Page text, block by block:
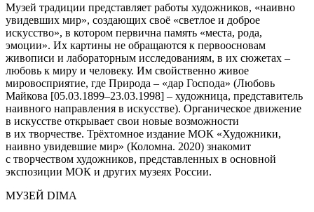
Музей традиции представляет работы художников, «наивно
увидевших мир», создающих своё «светлое и доброе
искусство», в котором первична память «места, рода,
эмоции». Их картины не обращаются к первоосновам
живописи и лабораторным исследованиям, в их сюжетах –
любовь к миру и человеку. Им свойственно живое
мировосприятие, где Природа – «дар Господа» (Любовь
Майкова [05.03.1899–23.03.1998] – художница, представитель
наивного направления в искусстве). Органическое движение
в искусстве открывает свои новые возможности
в их творчестве. Трёхтомное издание МОК «Художники,
наивно увидевшие мир» (Коломна. 2020) знакомит
с творчеством художников, представленных в основной
экспозиции МОК и других музеях России.
МУЗЕЙ DIMA